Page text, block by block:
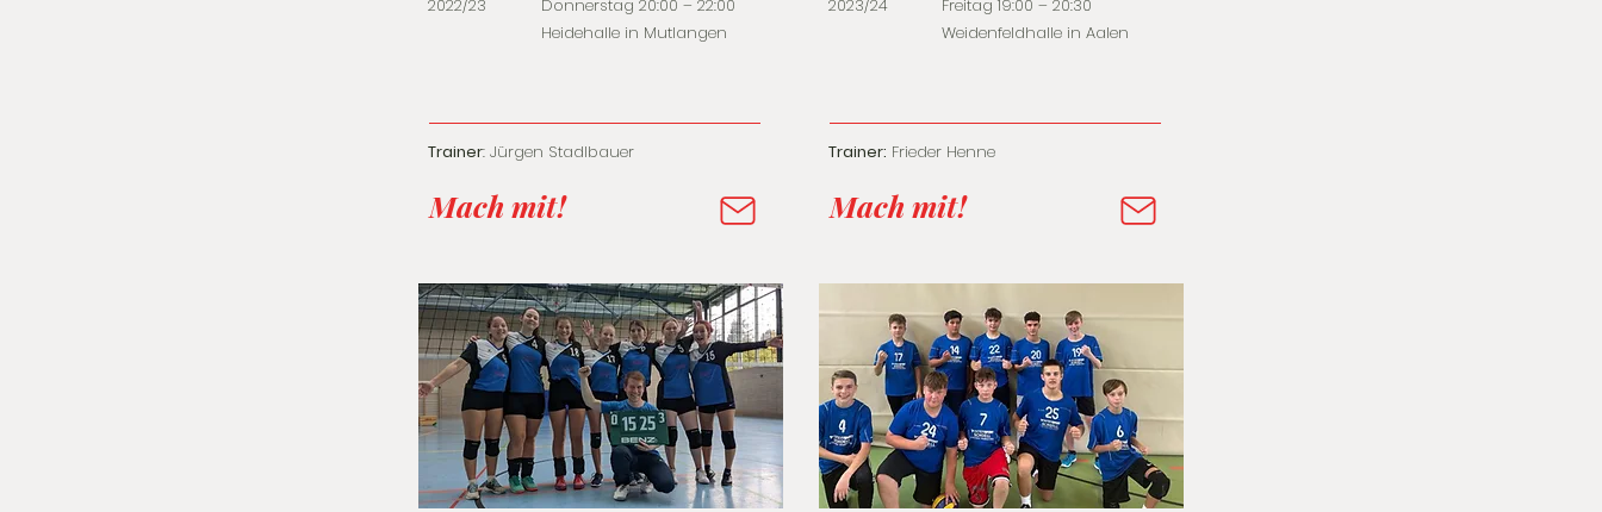
2022/23
Donnerstag 20:00 – 22:00
Heidehalle in Mutlangen
Trainer: Jürgen Stadlbauer
Mach mit!
2023/24
Freitag 19:00 – 20:30
Weidenfeldhalle in Aalen
Trainer: Frieder Henne
Mach mit!